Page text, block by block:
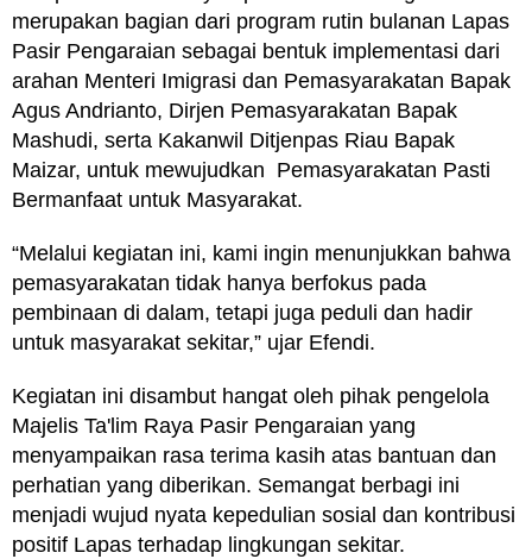
merupakan bagian dari program rutin bulanan Lapas
Pasir Pengaraian sebagai bentuk implementasi dari
arahan Menteri Imigrasi dan Pemasyarakatan Bapak
Agus Andrianto, Dirjen Pemasyarakatan Bapak
Mashudi, serta Kakanwil Ditjenpas Riau Bapak
Maizar, untuk mewujudkan Pemasyarakatan Pasti
Bermanfaat untuk Masyarakat.
“Melalui kegiatan ini, kami ingin menunjukkan bahwa
pemasyarakatan tidak hanya berfokus pada
pembinaan di dalam, tetapi juga peduli dan hadir
untuk masyarakat sekitar,” ujar Efendi.
Kegiatan ini disambut hangat oleh pihak pengelola
Majelis Ta'lim Raya Pasir Pengaraian yang
menyampaikan rasa terima kasih atas bantuan dan
perhatian yang diberikan. Semangat berbagi ini
menjadi wujud nyata kepedulian sosial dan kontribusi
positif Lapas terhadap lingkungan sekitar.